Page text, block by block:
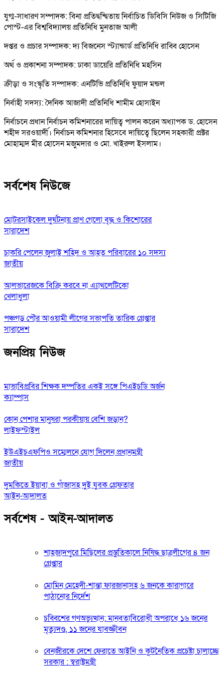
যুগ্ম-সাধারণ সম্পাদক: বিনা প্রতিদ্বন্দ্বিতায় নির্বাচিত ডিবিসি নিউজ ও সিটিজি
পোস্ট-এর বিশ্ববিদ্যালয় প্রতিনিধি মুনতাজ আলী
দপ্তর ও প্রচার সম্পাদক: দ্য বিজনেস স্ট্যান্ডার্ড প্রতিনিধি রাব্বি হোসেন
অর্থ ও প্রকাশনা সম্পাদক: ঢাকা ডায়েরি প্রতিনিধি মহসিন
ক্রীড়া ও সংস্কৃতি সম্পাদক: এনটিভি প্রতিনিধি ফুয়াদ মন্ডল
নির্বাহী সদস্য: দৈনিক আজাদী প্রতিনিধি শামীম হোসাইন
নির্বাচনে প্রধান নির্বাচন কমিশনারের দায়িত্ব পালন করেন অধ্যাপক ড. হোসেন
শহীদ সরওয়ার্দী। নির্বাচন কমিশনার হিসেবে দায়িত্বে ছিলেন সহকারী প্রক্টর
মোহাম্মদ মীর হোসেন মজুমদার ও মো. খাইরুল ইসলাম।
সর্বশেষ নিউজে
মোটরসাইকেল দুর্ঘটনায় প্রাণ গেলো বৃদ্ধ ও কিশোরের
সারাদেশ
চাকরি পেলেন জুলাই শহিদ ও আহত পরিবারের ১০ সদস্য
জাতীয়
আলভারেজকে বিক্রি করবে না এ্যাথলেটিকো
খেলাধুলা
পঞ্চগড় পৌর আওয়ামী লীগের সভাপতি তারিক গ্রেপ্তার
সারাদেশ
জনপ্রিয় নিউজ
মাভাবিপ্রবির শিক্ষক দম্পতির একই সঙ্গে পিএইচডি অর্জন
ক্যাম্পাস
কোন পেশার মানুষরা পরকীয়ায় বেশি জড়ান?
লাইফস্টাইল
ইউএইচএফপিও সম্মেলনে যোগ দিলেন প্রধানমন্ত্রী
জাতীয়
দুমকিতে ইয়াবা ও গাঁজাসহ দুই যুবক গ্রেফতার
আইন-আদালত
সর্বশেষ - আইন-আদালত
শাহজাদপুরে মিছিলের প্রস্তুতিকালে নিষিদ্ধ ছাত্রলীগের ৪ জন
গ্রেপ্তার
মোমিন মেহেদী-শান্তা ফারজানাসহ ৬ জনকে কারাগারে
পাঠানোর নির্দেশ
চব্বিশের গণঅভ্যুত্থান: মানবতাবিরোধী অপরাধে ১৬ জনের
মৃত্যুদণ্ড, ১১ জনের যাবজ্জীবন
বেনজীরকে দেশে ফেরাতে আইনি ও কূটনৈতিক প্রচেষ্টা চালাচ্ছে
সরকার : স্বরাষ্ট্রমন্ত্রী